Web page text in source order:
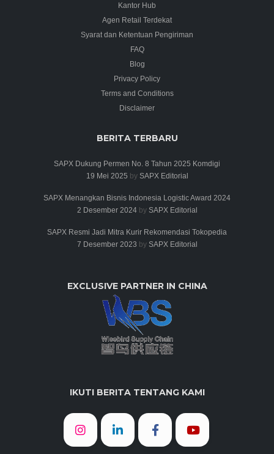
Kantor Hub
Agen Retail Terdekat
Syarat dan Ketentuan Pengiriman
FAQ
Blog
Privacy Policy
Terms and Conditions
Disclaimer
BERITA TERBARU
SAPX Dukung Permen No. 8 Tahun 2025 Komdigi
19 Mei 2025 by SAPX Editorial
SAPX Menangkan Bisnis Indonesia Logistic Award 2024
2 Desember 2024by SAPX Editorial
SAPX Resmi Jadi Mitra Kurir Rekomendasi Tokopedia
7 Desember 2023 by SAPX Editorial
EXCLUSIVE PARTNER IN CHINA
IKUTI BERITA TENTANG KAMI